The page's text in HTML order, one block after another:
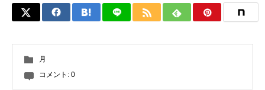
月
コメント: 0